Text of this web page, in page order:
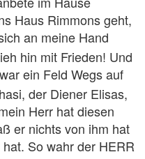
Haus Rimmons geht,
an meine Hand
hin mit Frieden! Und
ein Feld Wegs auf
der Diener Elisas,
Herr hat diesen
er nichts von ihm hat
So wahr der HERR